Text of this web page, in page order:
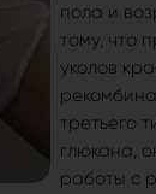
пола и
тому, что
уколов
третьего
глюкана,
работы с